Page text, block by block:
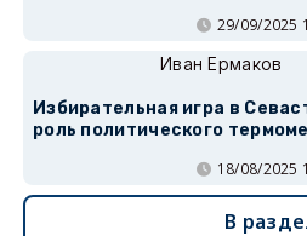
29/09/2025
Иван Ермаков
Избирательная игра в
роль политического
18/08/2025
В